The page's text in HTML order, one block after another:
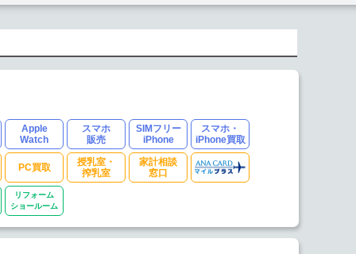
Apple
Watch
スマホ
販売
SIMフリー
iPhone
スマホ・
iPhone買取
PC買取
授乳室・
搾乳室
家計相談
窓口
リフォーム
ショールーム